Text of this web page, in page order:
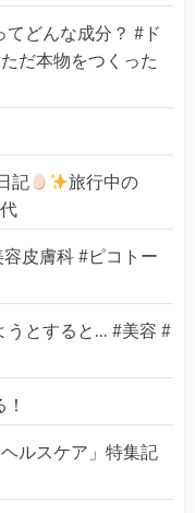
てどんな成分？ #ド
だ本物をつくった
記
旅行中の
容皮膚科 #ピコトー
とすると... #美容 #
ルスケア」特集記